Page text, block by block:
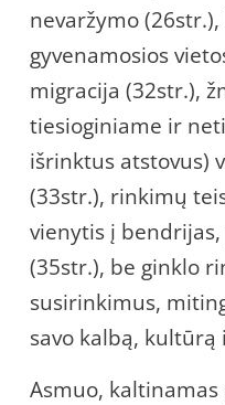
nevaržymo
gyvenamosios
migracija (32str.),
tiesioginiame ir
išrinktus atstovus)
(33str.), rinkimų
vienytis į
(35str.), be ginklo
susirinkimus,
savo kalbą,
Asmuo,